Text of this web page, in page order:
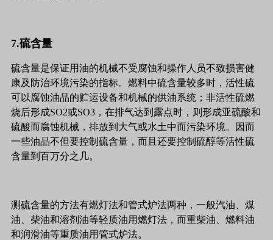
7.硫含量
硫含量是保证用油的机械不受腐蚀和操作人员不致损害健
康及防治环境污染的指标。燃料中硫含量较多时，活性硫
可以腐蚀油品的贮运设备和机械的供油系统；非活性硫燃
烧后形成SO2或SO3，在排气达到露点时，则形成亚硫酸和
硫酸而腐蚀机械，排放到大气或水土中而污染环境。因而
一些油品不但要控制硫含量，而且还要控制硫醇等活性硫
含量到百万分之几。
测硫含量的方法有燃灯法和管式炉法两种，一般汽油、煤
油、柴油和溶剂油等轻质油用燃灯法，而重柴油、燃料油
和润滑油等重质油用管式炉法。